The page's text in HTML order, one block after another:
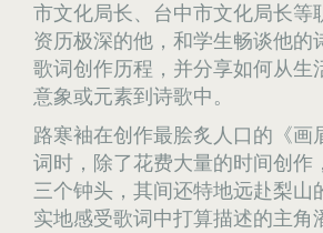
市文化局长、台中市文化局长等
资历极深的他，和学生畅谈他的
歌词创作历程，并分享如何从生
意象或元素到诗歌中。
路寒袖在创作最脍炙人口的《画
词时，除了花费大量的时间创作
三个钟头，其间还特地远赴梨山
实地感受歌词中打算描述的主角